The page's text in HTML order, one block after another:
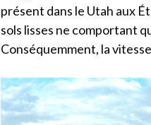
présent dans le Utah aux
sols lisses ne comportant
Conséquemment, la